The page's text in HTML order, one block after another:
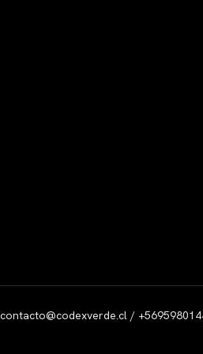
contacto@codexverde.cl /